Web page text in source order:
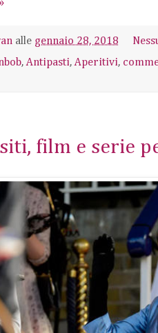
alle gennaio 28, 2018
,Antipasti,Aperitivi,
film e serie